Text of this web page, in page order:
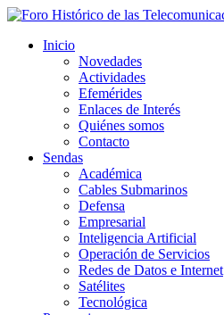
Inicio
Novedades
Actividades
Efemérides
Enlaces de Interés
Quiénes somos
Contacto
Sendas
Académica
Cables Submarinos
Defensa
Empresarial
Inteligencia Artificial
Operación de Servicios
Redes de Datos e Internet
Satélites
Tecnológica